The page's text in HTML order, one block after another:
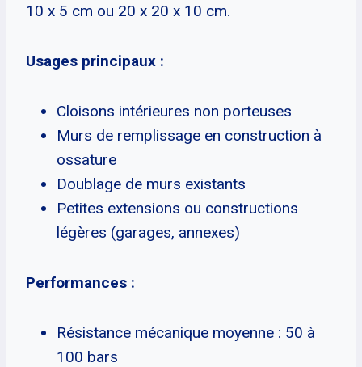
10 x 5 cm ou 20 x 20 x 10 cm.
Usages principaux :
Cloisons intérieures non porteuses
Murs de remplissage en construction à
ossature
Doublage de murs existants
Petites extensions ou constructions
légères (garages, annexes)
Performances :
Résistance mécanique moyenne : 50 à
100 bars